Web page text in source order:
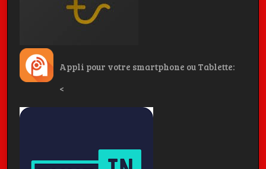
Appli pour votre smartphone ou Tablette:
<